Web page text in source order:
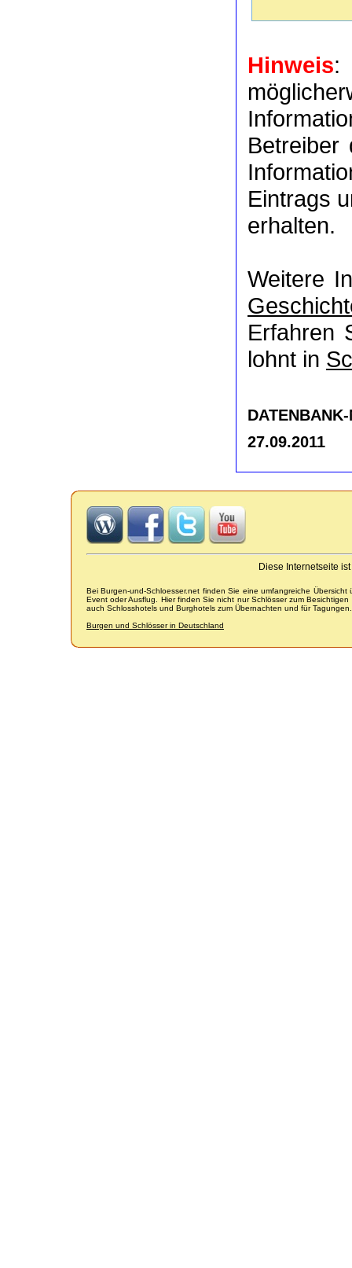
Hinweis:
Eintrags
erhalten.
Weitere
Erfahren
lohnt in
27.09.2011
Diese Internetseite
Bei Burgen-und-Schloesser.net finden Sie eine umfangreiche
Event oder Ausflug. Hier finden Sie nicht nur Schlösser zum
auch Schlosshotels und Burghotels zum Übernachten und für Tagungen.
Burgen und Schlösser in Deutschland